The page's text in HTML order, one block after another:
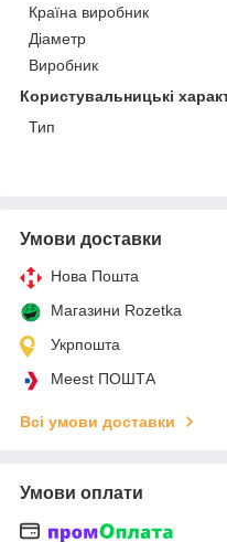
Країна виробник
Діаметр
Виробник
Користувальницькі
Тип
Умови доставки
Нова Пошта
Магазини Rozetka
Укрпошта
Meest ПОШТА
Всі умови доставки
Умови оплати